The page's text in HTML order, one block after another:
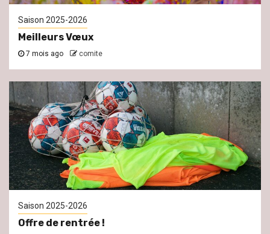
Saison 2025-2026
Meilleurs Vœux
7 mois ago comite
Saison 2025-2026
Offre de rentrée !